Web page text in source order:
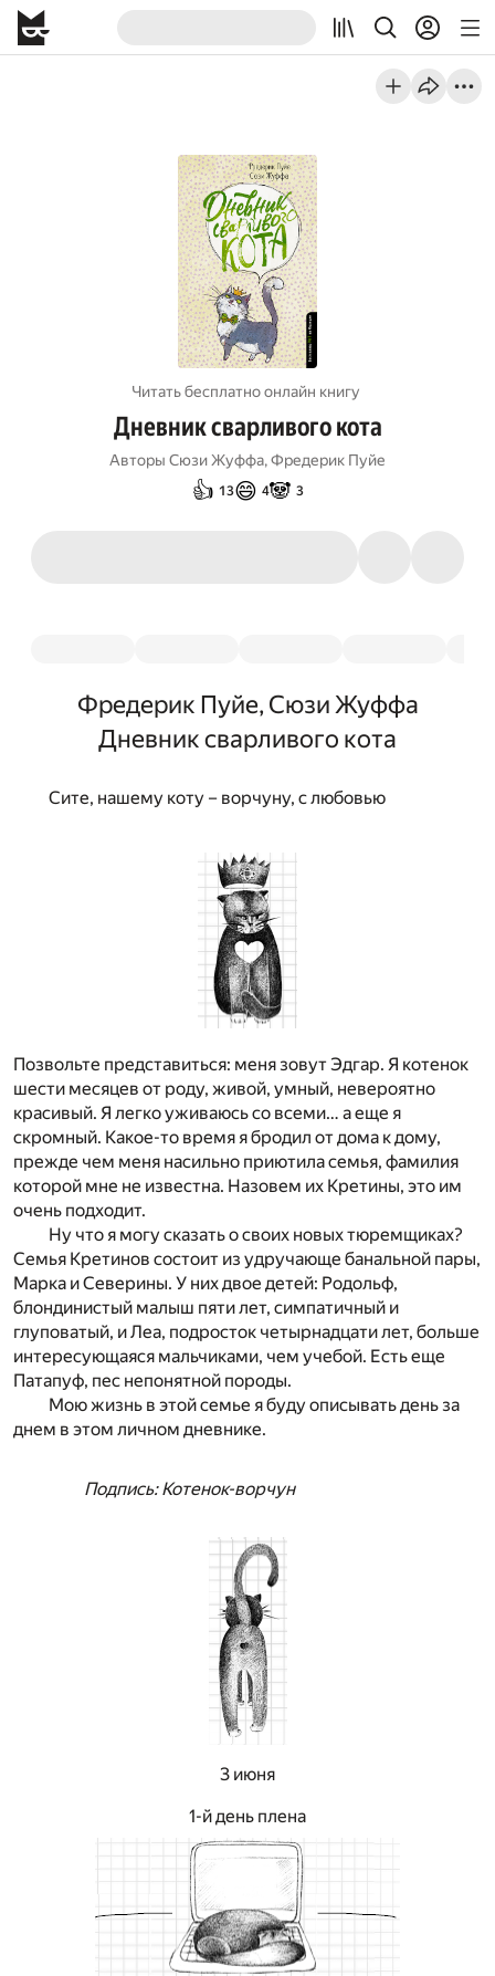
Читать бесплатно онлайн книгу
Дневник сварливого кота
Авторы Сюзи Жуффа,Фредерик Пуйе
👍 13😄 4🐼 3
Фредерик Пуйе, Сюзи Жуффа
Дневник сварливого кота
Сите, нашему коту – ворчуну, с любовью
Позвольте представиться: меня зовут Эдгар. Я котенок
шести месяцев от роду, живой, умный, невероятно
красивый. Я легко уживаюсь со всеми… а еще я
скромный. Какое-то время я бродил от дома к дому,
прежде чем меня насильно приютила семья, фамилия
которой мне не известна. Назовем их Кретины, это им
очень подходит.
Ну что я могу сказать о своих новых тюремщиках?
Семья Кретинов состоит из удручающе банальной пары,
Марка и Северины. У них двое детей: Родольф,
блондинистый малыш пяти лет, симпатичный и
глуповатый, и Леа, подросток четырнадцати лет, больше
интересующаяся мальчиками, чем учебой. Есть еще
Патапуф, пес непонятной породы.
Мою жизнь в этой семье я буду описывать день за
днем в этом личном дневнике.
Подпись: Котенок-ворчун
3 июня
1-й день плена